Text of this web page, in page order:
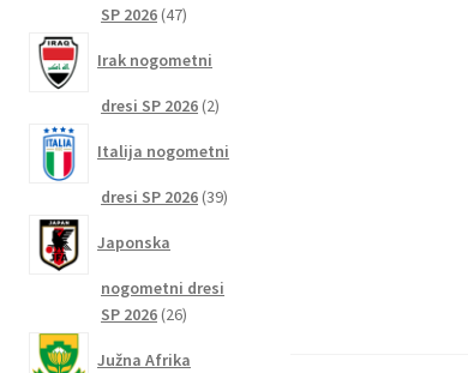
SP 2026 4747
Irak nogometni
dresi SP 2026 22
Italija nogometni
dresi SP 2026 3939
Japonska
nogometni dresi
SP 2026 2626
Južna Afrika